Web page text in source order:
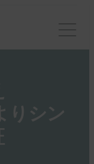
りシン